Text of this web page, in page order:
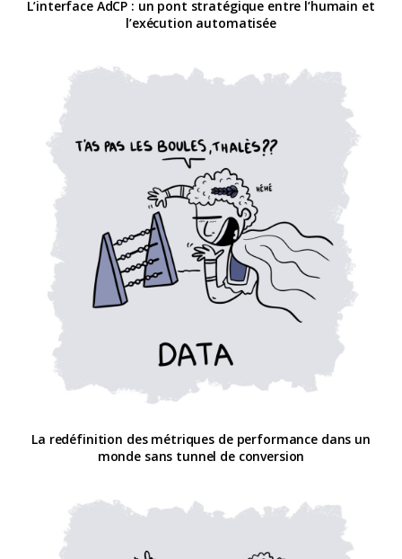
L’interface AdCP : un pont stratégique entre l’humain et
l’exécution automatisée
La redéfinition des métriques de performance dans un
monde sans tunnel de conversion